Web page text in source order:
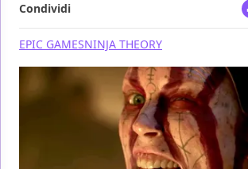
Condividi
EPIC GAMESNINJA THEORY